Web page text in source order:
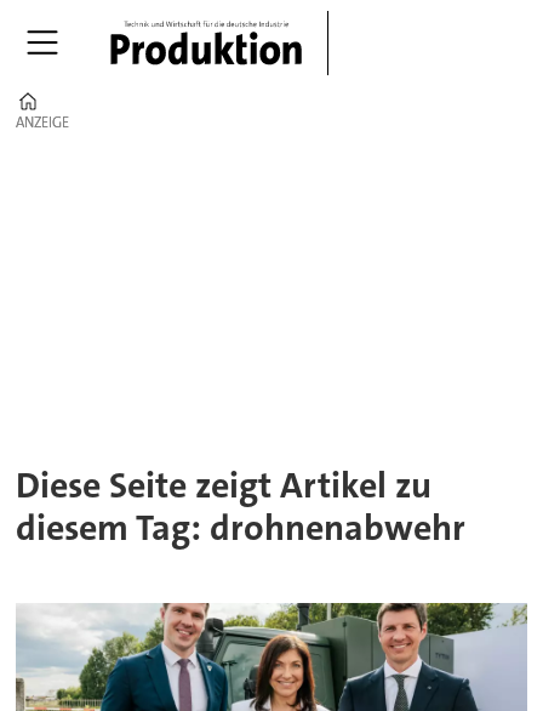
ANZEIGE
ANZEIGE
Diese Seite zeigt Artikel zu
diesem Tag: drohnenabwehr